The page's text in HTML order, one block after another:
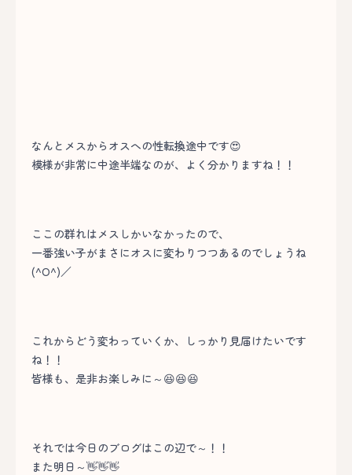
なんとメスからオスへの性転換途中です😍
模様が非常に中途半端なのが、よく分かりますね！！
ここの群れはメスしかいなかったので、
一番強い子がまさにオスに変わりつつあるのでしょうね
(^O^)／
これからどう変わっていくか、しっかり見届けたいです
ね！！
皆様も、是非お楽しみに～😆😆😆
それでは今日のブログはこの辺で～！！
また明日～👋👋👋